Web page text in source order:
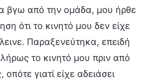
βγω από την ομάδα, μου ήρθε
ότι το κινητό μου δεν είχε
Παραξενεύτηκα, επειδή
το κινητό μου πριν από
οπότε γιατί είχε αδειάσει